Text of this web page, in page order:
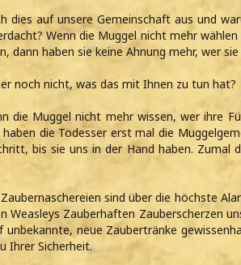
dies auf unsere Gemeinschaft aus und
Wenn die Muggel nicht mehr
dann haben sie keine Ahnung mehr, wer
noch nicht, was das mit Ihnen zu tun hat?
die Muggel nicht mehr wissen, wer ihre
haben die Todesser erst mal die
bis sie uns in der Hand haben. Zumal
sind über die höchste
Weasleys Zauberhaften Zauberscherzen
unbekannte, neue Zaubertränke
Ihrer Sicherheit.